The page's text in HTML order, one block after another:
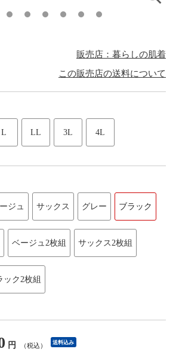
販売店：暮らしの肌着
この販売店の送料について
L LL 3L 4L
ジュ サックス グレー ブラック
ベージュ2枚組 サックス2枚組
ック2枚組
円 （税込） 送料込み